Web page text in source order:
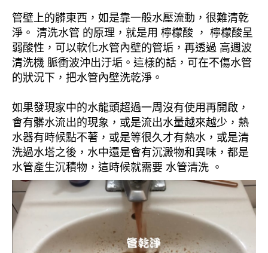
管壁上的髒東西，如是靠一般水壓流動，很難清乾
淨。 清洗水管 的原理，就是用 檸檬酸 ， 檸檬酸呈
弱酸性，可以軟化水管內壁的管垢，再透過 高週波
清洗機 脈衝波沖出汙垢。這樣的話，可在不傷水管
的狀況下，把水管內壁洗乾淨。
如果發現家中的水龍頭超過一周沒有使用再開啟，
會有髒水流出的現象，或是流出水量越來越少，熱
水器有時候點不著，或是等很久才有熱水，或是清
洗過水塔之後，水中還是會有沉澱物和異味，都是
水管產生沉積物，這時候就需要 水管清洗 。